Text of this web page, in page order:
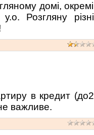
домі, окремі
Розгляну різні
в кредит (до2
важливе.